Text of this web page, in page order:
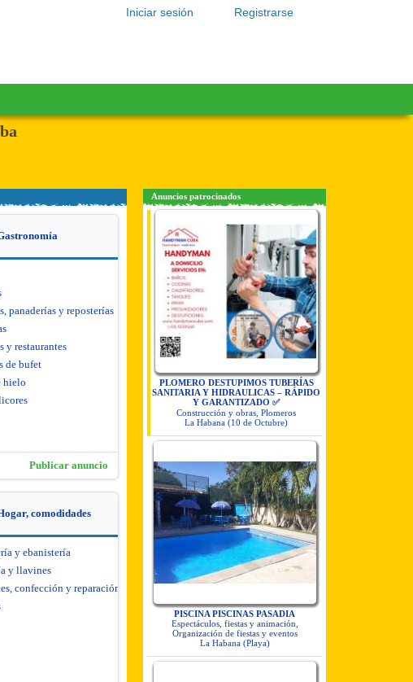
Registrarse
Iniciar sesión
panaderías y reposterías
y restaurantes
de bufet
hielo
Publicar anuncio
comodidades
y ebanistería
y llavines
confección y reparación de
Anuncios patrocinados
PLOMERO DESTUPIMOS TUBERÍAS
SANITARIA Y HIDRAULICAS – RÁPIDO
Y GARANTIZADO ✅
Construcción y obras, Plomeros
La Habana (10 de Octubre)
PISCINA PISCINAS PASADIA
Espectáculos, fiestas y animación,
Organización de fiestas y eventos
La Habana (Playa)